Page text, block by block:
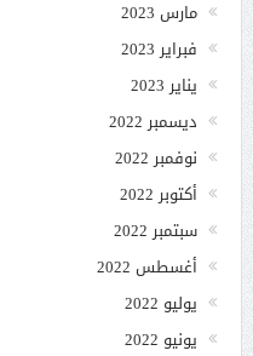
مارس 2023
فبراير 2023
يناير 2023
ديسمبر 2022
نوفمبر 2022
أكتوبر 2022
سبتمبر 2022
أغسطس 2022
يوليو 2022
يونيو 2022